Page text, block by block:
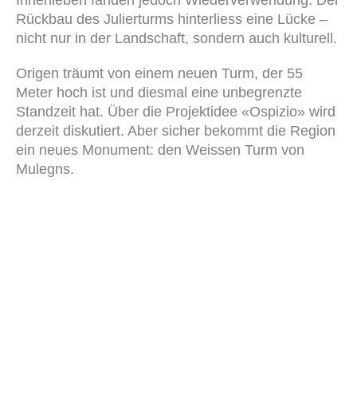
Rückbau des Julierturms hinterliess eine Lücke –
nicht nur in der Landschaft, sondern auch kulturell.
Origen träumt von einem neuen Turm, der 55
Meter hoch ist und diesmal eine unbegrenzte
Standzeit hat. Über die Projektidee «Ospizio» wird
derzeit diskutiert. Aber sicher bekommt die Region
ein neues Monument: den Weissen Turm von
Mulegns.